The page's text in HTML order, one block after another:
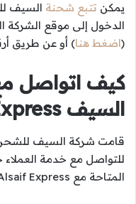
يمكن تتبع شحنة
الدخول إلى موقع الشركة
(اضغط هنا) أو عن طريق
كيف اتواصل
السيف Alsaif Express
للتواصل مع خدمة
المتاحة مع Alsaif Express :